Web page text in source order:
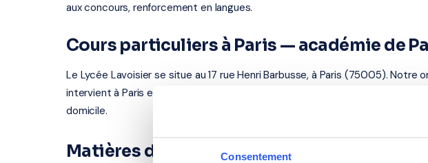
Consentement
aux concours, renforcement en langues.
Cours particuliers à Paris — académie de
Le Lycée Lavoisier se situe au 17 rue Henri Barbusse, à Paris (75005). Notre
intervient à Paris et dans les villes proches. Tous ouvrent droit au
domicile.
Matières disponibles pour les élèves du